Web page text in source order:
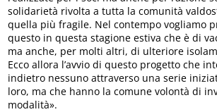
solidarietà rivolta a tutta la comunità
quella più fragile. Nel contempo vogliamo
questo in questa stagione estiva che è di
ma anche, per molti altri, di ulteriore
Ecco allora l’avvio di questo progetto che
indietro nessuno attraverso una serie
loro, ma che hanno la comune volontà di
modalità».